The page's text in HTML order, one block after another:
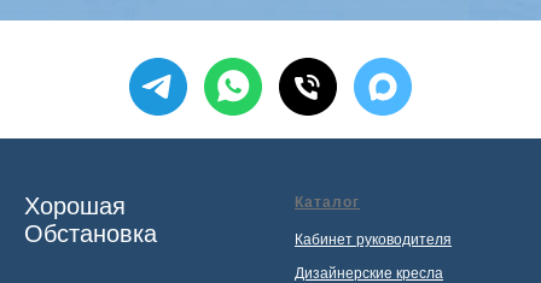
Хорошая
Обстановка
Каталог
Кабинет руководителя
Дизайнерские кресла